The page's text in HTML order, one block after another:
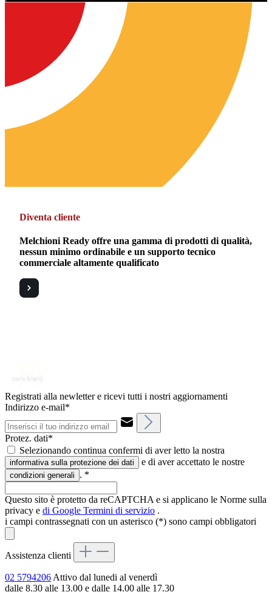
Diventa cliente
Melchioni Ready offre una gamma di prodotti di qualità,
nessun minimo ordinabile e un supporto tecnico
commerciale altamente qualificato
Registrati alla newletter e ricevi tutti i nostri aggiornamenti
Indirizzo e-mail*
Protez. dati*
Selezionando continua confermi di aver letto la nostra
informativa sulla protezione dei dati e di aver accettato le nostre
condizioni generali . *
Questo sito è protetto da reCAPTCHA e si applicano le Norme sulla
privacy e di Google Termini di servizio .
i campi contrassegnati con un asterisco (*) sono campi obbligatori
Assistenza clienti
02 5794206Attivo dal lunedi al venerdì
dalle 8.30 alle 13.00 e dalle 14.00 alle 17.30